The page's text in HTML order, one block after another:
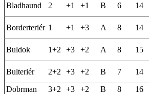
Bladhaund
2 +1 +1 B 6 14
Borderteriér 1 +1 +3 A 8 14
Buldok 1+2 +3 +2 A 8 15
Bulteriér 2+2 +3 +2 B 7 14
Dobrman
3+2 +3 +2 B 8 16